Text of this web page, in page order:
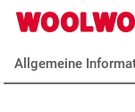
Zum Hauptinhalt
Woolworth
Allgemeine